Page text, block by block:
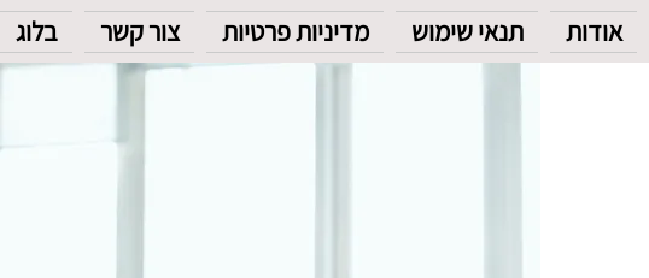
אודות תנאי שימוש מדיניות פרטיות צור קשר בלוג